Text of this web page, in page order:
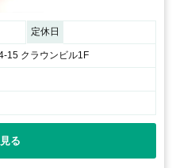
定休日
15 クラウンビル1F
る